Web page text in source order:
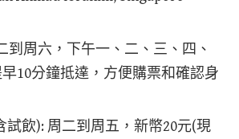
到周六，下午一、二、三、四、
10分鐘抵達，方便購票和確認身
試飲): 周二到周五，新幣20元(現